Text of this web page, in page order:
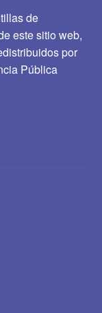
de
este sitio web,
por
Pública